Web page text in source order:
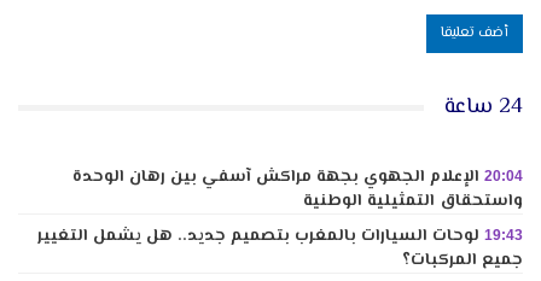
24 ساعة
20:04 الإعلام الجهوي بجهة مراكش آسفي بين رهان الوحدة
واستحقاق التمثيلية الوطنية
19:43 لوحات السيارات بالمغرب بتصميم جديد.. هل يشمل التغيير
جميع المركبات؟